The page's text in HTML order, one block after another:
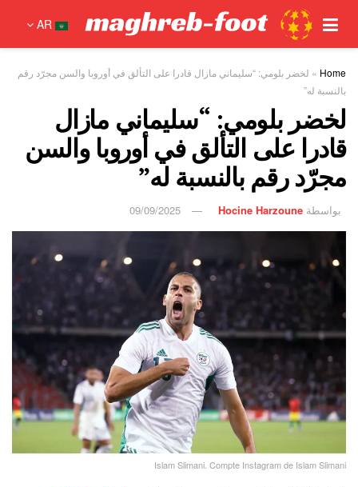
AR
Home
» لخضر بلومي: “سليماني مازال قادرا على التألق في أوروبا والسن مجرّد رقم
بالنسبة له”
لخضر بلومي: “سليماني مازال
قادرا على التألق في أوروبا والسن
مجرّد رقم بالنسبة له”
بواسطة Hocine Harzoune
09/09/2025
Islam Slimani. Compte Instagram de Islam Slimani